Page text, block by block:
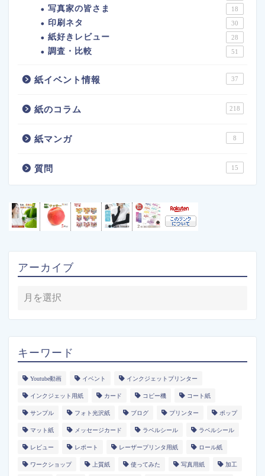
写真家の皆さま 18
印刷ネタ 30
紙好きレビュー 28
調査・比較 51
紙イベント情報 37
紙のコラム 218
紙マンガ 8
質問 15
アーカイブ
キーワード
Youtube動画 イベント インクジェットプリンター
インクジェット用紙 カード コピー機 コート紙
サンプル フォト光沢紙 ブログ プリンター ポップ
マット紙 メッセージカード ラベルシール ラベルシール
レビュー レポート レーザープリンタ用紙 ロール紙
ワークショップ 上質紙 使ってみた 写真用紙 加工